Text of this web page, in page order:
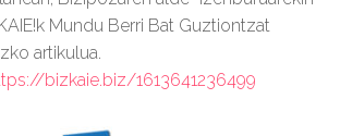
Mundu Berri Bat Guztiontzat
artikulua.
bizkaie.biz/1613641236499